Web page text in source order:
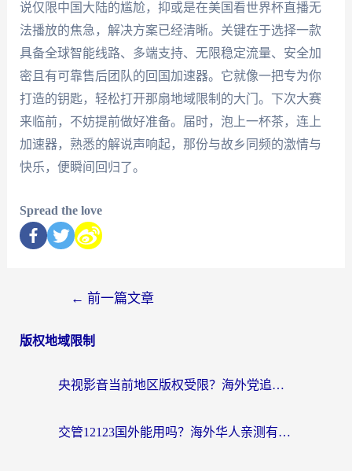
说仅限中国大陆的尴尬，抑或是在美国看世界杯直播无
法播放的焦急，解决方案已经清晰。关键在于选择一款
具备全球智能线路、多端支持、无限稳定流量、安全加
密且有可靠售后团队的回国加速器。它就像一把专为你
打造的钥匙，轻松打开那扇地域限制的大门。下次大赛
来临前，不妨提前做好准备。届时，泡上一杯茶，连上
加速器，熟悉的解说声响起，那份与故乡同频的激情与
快乐，便瞬间回归了。
Spread the love
← 前一篇文章
版权地域限制
央视影音当前地区版权受限？海外党追剧看片的终极解决方案来了
交管12123国外能用吗？海外华人亲测有效的回国加速器选择指南